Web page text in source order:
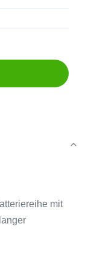
mit